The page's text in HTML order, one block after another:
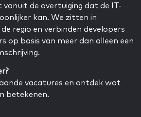
vanuit de overtuiging dat de IT-
kan. We zitten in
regio en verbinden developers
op basis van meer dan alleen een
vacatures en ontdek wat
betekenen.